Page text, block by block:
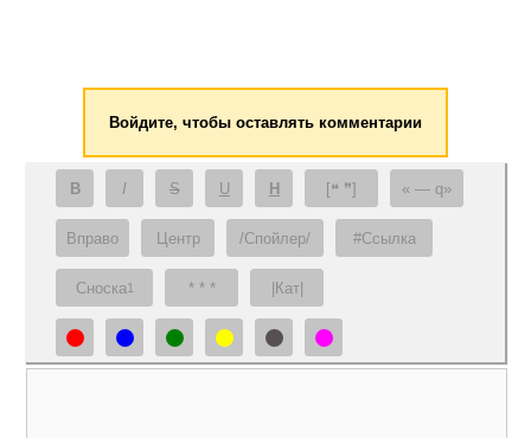
Войдите, чтобы оставлять комментарии
B I S U H [❝ ❞] — q
Вправо Центр /Спойлер/ #Ссылка
Сноска1 * * * |Кат|